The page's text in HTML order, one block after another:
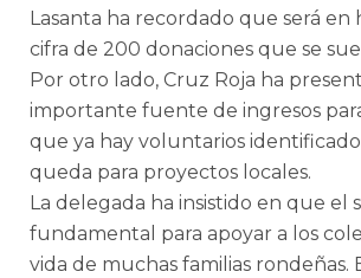
Lasanta ha recordado que será en
cifra de 200 donaciones que se
Por otro lado, Cruz Roja ha
importante fuente de ingresos
que ya hay voluntarios
queda para proyectos locales.
La delegada ha insistido en que
fundamental para apoyar a los
vida de muchas familias